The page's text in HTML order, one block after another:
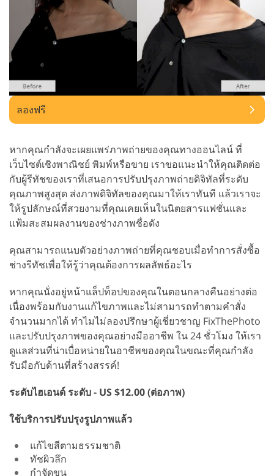
ลองฟรี
หากคุณกำลังจะเผยแพร่ภาพถ่ายของคุณทางออนไลน์ ที่
เว็บไซต์เชิงพาณิชย์ พิมพ์หรือขาย เราขอแนะนำให้คุณติดต่อ
กับผู้รีทัชของเราที่เสนอการปรับปรุงภาพถ่ายดิจิทัลที่ระดับ
คุณภาพสูงสุด ส่งภาพดิจิทัลของคุณมาให้เราทันที แล้วเราจะ
ให้รูปลักษณ์ที่สวยงามที่คุณเคยเห็นในนิตยสารแฟชั่นและ
แฟ้มสะสมผลงานของช่างภาพชื่อดัง
คุณสามารถแนบตัวอย่างภาพถ่ายที่คุณชอบเมื่อทำการสั่งซื้อ
ช่างรีทัชเพื่อให้รู้ว่าคุณต้องการผลลัพธ์อะไร
หากคุณนั่งอยู่หน้าแล็ปท็อปของคุณในตอนกลางคืนอย่างต่อ
เนื่องพร้อมกับงานแก้ไขภาพและไม่สามารถทำตามคำสั่ง
จำนวนมากได้ ทำไมไม่ลองปรึกษาผู้เชี่ยวชาญ FixThePhoto
และปรับปรุงภาพของคุณอย่างมืออาชีพ ใน 24 ชั่วโมง ให้เรา
ดูแลส่วนที่น่าเบื่อหน่ายในอาชีพของคุณในขณะที่คุณกำลัง
รับมือกับด้านที่สร้างสรรค์!
ระดับไฮเอนด์ ระดับ - US $12.00 (ต่อภาพ)
ใช้บริการปรับปรุงรูปภาพแล้ว
แก้ไขสีตามธรรมชาติ
ทัชผิวลึก
กำจัดขน